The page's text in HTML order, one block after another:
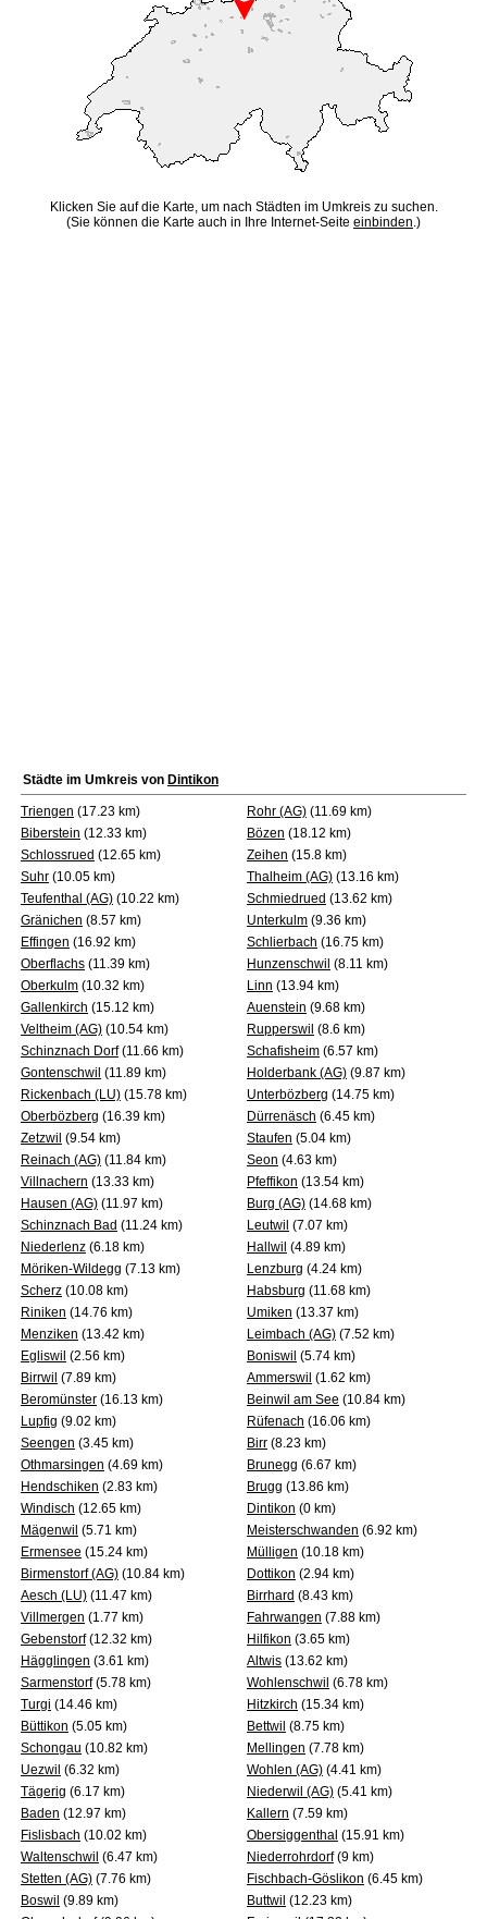
Klicken Sie auf die Karte, um nach Städten im Umkreis zu suchen.
(Sie können die Karte auch in Ihre Internet-Seite einbinden.)
Städte im Umkreis von Dintikon
Triengen (17.23 km) Rohr (AG) (11.69 km)
Biberstein (12.33 km) Bözen (18.12 km)
Schlossrued (12.65 km) Zeihen (15.8 km)
Suhr (10.05 km) Thalheim (AG) (13.16 km)
Teufenthal (AG) (10.22 km) Schmiedrued (13.62 km)
Gränichen (8.57 km) Unterkulm (9.36 km)
Effingen (16.92 km) Schlierbach (16.75 km)
Oberflachs (11.39 km) Hunzenschwil (8.11 km)
Oberkulm (10.32 km) Linn (13.94 km)
Gallenkirch (15.12 km) Auenstein (9.68 km)
Veltheim (AG) (10.54 km) Rupperswil (8.6 km)
Schinznach Dorf(11.66 km) Schafisheim (6.57 km)
Gontenschwil (11.89 km) Holderbank (AG) (9.87 km)
Rickenbach (LU) (15.78 km) Unterbözberg (14.75 km)
Oberbözberg (16.39 km) Dürrenäsch (6.45 km)
Zetzwil (9.54 km) Staufen (5.04 km)
Reinach (AG) (11.84 km) Seon (4.63 km)
Villnachern (13.33 km) Pfeffikon (13.54 km)
Hausen (AG) (11.97 km) Burg (AG) (14.68 km)
Schinznach Bad (11.24 km) Leutwil (7.07 km)
Niederlenz (6.18 km) Hallwil (4.89 km)
Möriken-Wildegg (7.13 km) Lenzburg (4.24 km)
Scherz (10.08 km) Habsburg (11.68 km)
Riniken (14.76 km) Umiken (13.37 km)
Menziken (13.42 km) Leimbach (AG) (7.52 km)
Egliswil (2.56 km) Boniswil (5.74 km)
Birrwil (7.89 km) Ammerswil (1.62 km)
Beromünster (16.13 km) Beinwil am See (10.84 km)
Lupfig (9.02 km) Rüfenach (16.06 km)
Seengen (3.45 km) Birr (8.23 km)
Othmarsingen (4.69 km) Brunegg (6.67 km)
Hendschiken (2.83 km) Brugg (13.86 km)
Windisch (12.65 km) Dintikon (0 km)
Mägenwil (5.71 km) Meisterschwanden (6.92 km)
Ermensee (15.24 km) Mülligen (10.18 km)
Birmenstorf (AG) (10.84 km) Dottikon (2.94 km)
Aesch (LU) (11.47 km) Birrhard (8.43 km)
Villmergen (1.77 km) Fahrwangen (7.88 km)
Gebenstorf(12.32 km) Hilfikon (3.65 km)
Hägglingen (3.61 km) Altwis (13.62 km)
Sarmenstorf(5.78 km) Wohlenschwil (6.78 km)
Turgi (14.46 km) Hitzkirch (15.34 km)
Büttikon (5.05 km) Bettwil (8.75 km)
Schongau (10.82 km) Mellingen (7.78 km)
Uezwil (6.32 km) Wohlen (AG) (4.41 km)
Tägerig (6.17 km) Niederwil (AG) (5.41 km)
Baden (12.97 km) Kallern (7.59 km)
Fislisbach (10.02 km) Obersiggenthal (15.91 km)
Waltenschwil (6.47 km) Niederrohrdorf(9 km)
Stetten (AG) (7.76 km) Fischbach-Göslikon (6.45 km)
Boswil (9.89 km) Buttwil (12.23 km)